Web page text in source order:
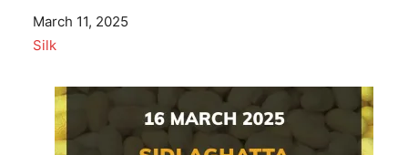
Date
March 11, 2025
In relation to
Silk